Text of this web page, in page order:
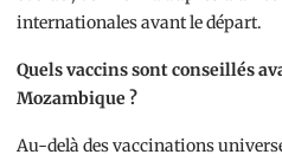
internationales avant le départ.
Quels vaccins sont conseillés
Mozambique ?
Au-delà des vaccinations